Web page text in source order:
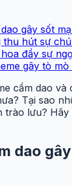
gây sốt
thu hút sự
đầy sự
gây tò
cầm dao và
Tại sao
trào lưu?
dao